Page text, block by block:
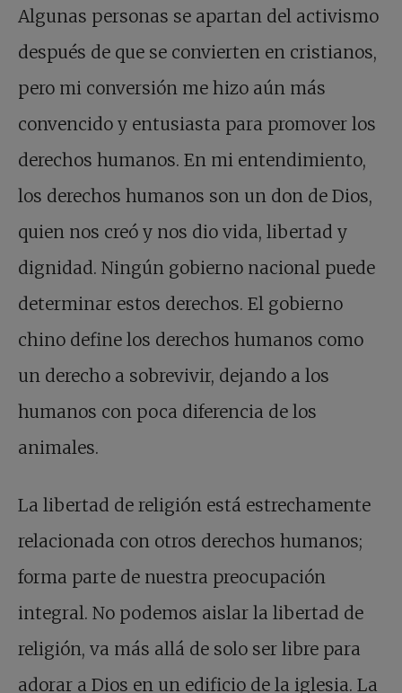
Algunas personas se apartan del activismo
después de que se convierten en cristianos,
pero mi conversión me hizo aún más
convencido y entusiasta para promover los
derechos humanos. En mi entendimiento,
los derechos humanos son un don de Dios,
quien nos creó y nos dio vida, libertad y
dignidad. Ningún gobierno nacional puede
determinar estos derechos. El gobierno
chino define los derechos humanos como
un derecho a sobrevivir, dejando a los
humanos con poca diferencia de los
animales.
La libertad de religión está estrechamente
relacionada con otros derechos humanos;
forma parte de nuestra preocupación
integral. No podemos aislar la libertad de
religión, va más allá de solo ser libre para
adorar a Dios en un edificio de la iglesia. La